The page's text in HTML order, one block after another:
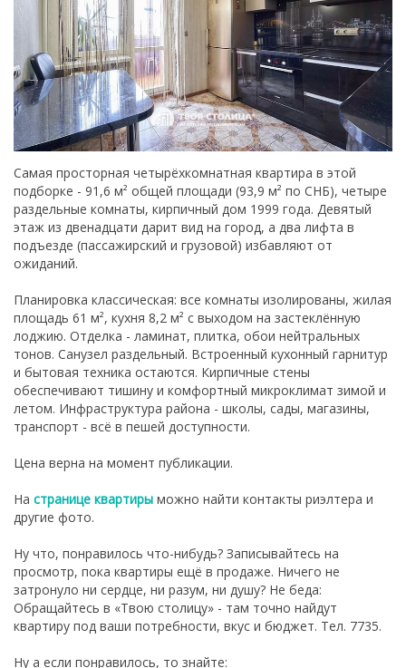
Самая просторная четырёхкомнатная квартира в этой
подборке - 91,6 м² общей площади (93,9 м² по СНБ), четыре
раздельные комнаты, кирпичный дом 1999 года. Девятый
этаж из двенадцати дарит вид на город, а два лифта в
подъезде (пассажирский и грузовой) избавляют от
ожиданий.
Планировка классическая: все комнаты изолированы, жилая
площадь 61 м², кухня 8,2 м² с выходом на застеклённую
лоджию. Отделка - ламинат, плитка, обои нейтральных
тонов. Санузел раздельный. Встроенный кухонный гарнитур
и бытовая техника остаются. Кирпичные стены
обеспечивают тишину и комфортный микроклимат зимой и
летом. Инфраструктура района - школы, сады, магазины,
транспорт - всё в пешей доступности.
Цена верна на момент публикации.
На странице квартиры можно найти контакты риэлтера и
другие фото.
Ну что, понравилось что-нибудь? Записывайтесь на
просмотр, пока квартиры ещё в продаже. Ничего не
затронуло ни сердце, ни разум, ни душу? Не беда:
Обращайтесь в «Твою столицу» - там точно найдут
квартиру под ваши потребности, вкус и бюджет. Тел. 7735.
Ну а если понравилось, то знайте: